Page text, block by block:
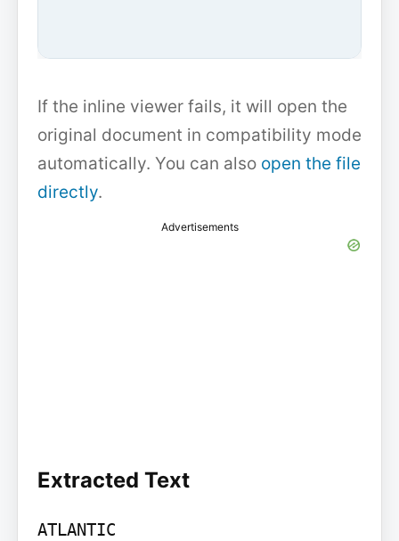
If the inline viewer fails, it will open the
original document in compatibility mode
automatically. You can also open the file
directly.
Advertisements
Extracted Text
ATLANTIC